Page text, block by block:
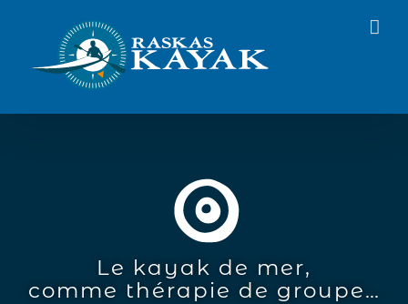
Le kayak de mer,
comme thérapie de groupe…